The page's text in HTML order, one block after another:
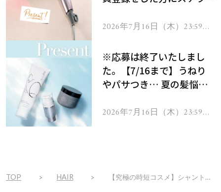
ヘアドライヤー ジュエル
2026年7月16日（木）23:59ま
※応募は終了いたしまし
た。【7/16まで】うねり
やパサつき… 夏の髪悩み
ムを13名様にプレゼン
2026年7月16日（木）23:59ま
TOP HAIR 【究極の時短コスメ】シャントリ&頭皮ケアが1本で完了！